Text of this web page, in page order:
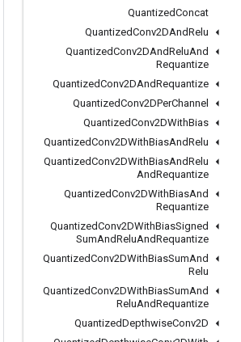
QuantizedConcat
QuantizedConv2DAndRelu
QuantizedConv2DAndReluAnd
Requantize
QuantizedConv2DAndRequantize
QuantizedConv2DPerChannel
QuantizedConv2DWithBias
QuantizedConv2DWithBiasAndRelu
QuantizedConv2DWithBiasAndRelu
AndRequantize
QuantizedConv2DWithBiasAnd
Requantize
QuantizedConv2DWithBiasSigned
SumAndReluAndRequantize
QuantizedConv2DWithBiasSumAnd
Relu
QuantizedConv2DWithBiasSumAnd
ReluAndRequantize
QuantizedDepthwiseConv2D